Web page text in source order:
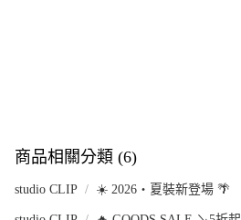
商品相關分類 (6)
studio CLIP ☀️ 2026・夏裝新登場 🌴